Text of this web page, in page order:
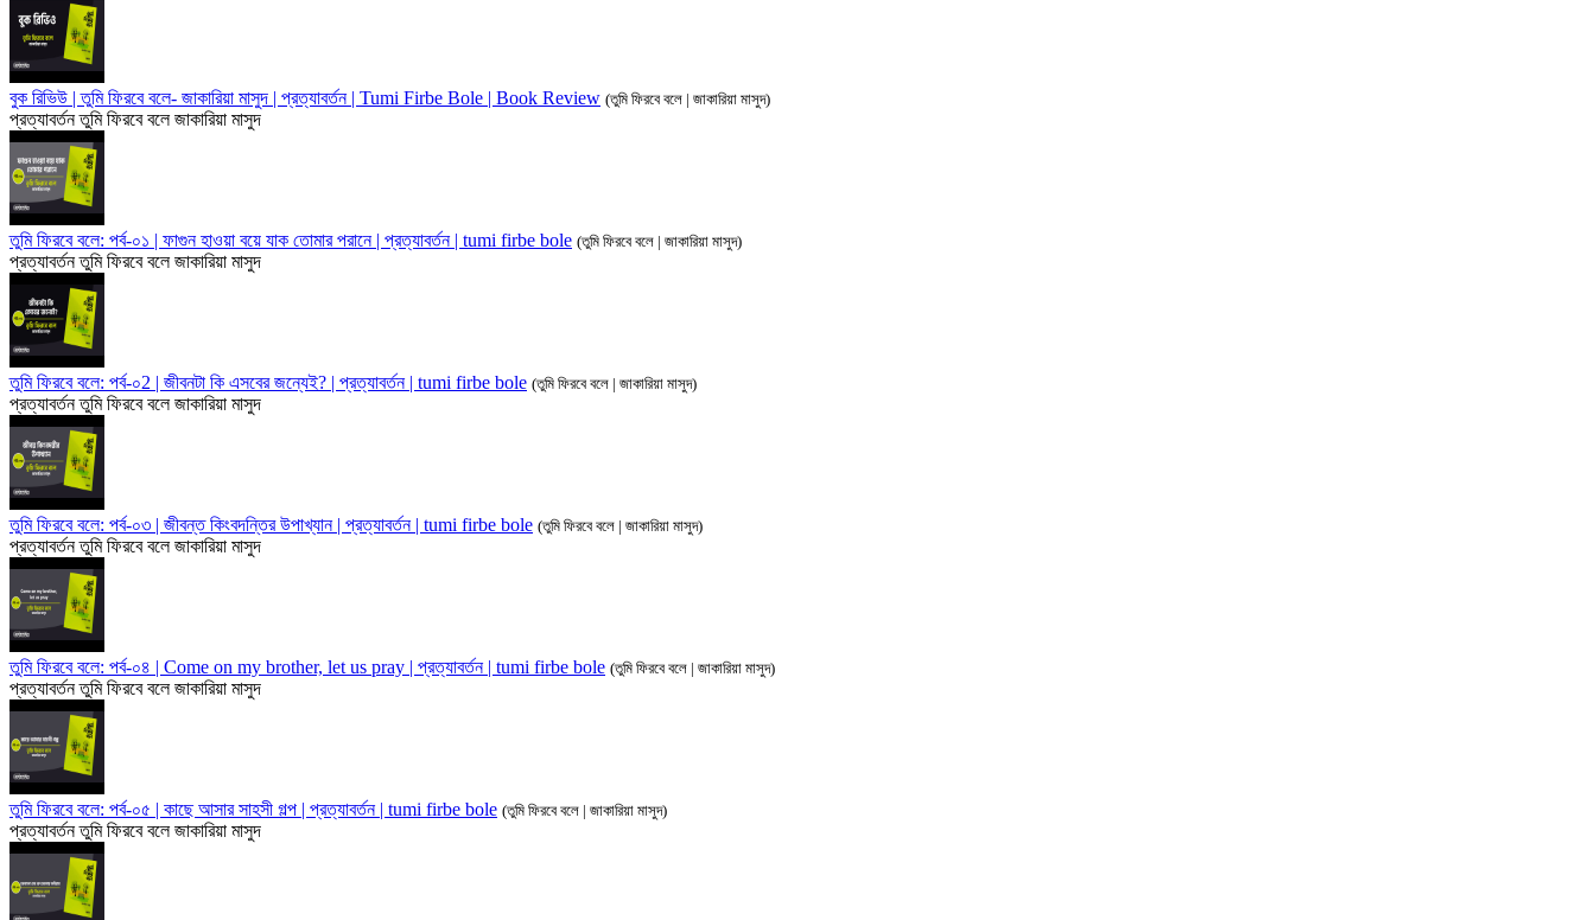
বুক রিভিউ | তুমি ফিরবে বলে- জাকারিয়া মাসুদ | প্রত্যাবর্তন | Tumi Firbe Bole | Book Review (তুমি ফিরবে বলে | জাকারিয়া মাসুদ)
প্রত্যাবর্তন তুমি ফিরবে বলে জাকারিয়া মাসুদ
তুমি ফিরবে বলে: পর্ব-০১ | ফাগুন হাওয়া বয়ে যাক তোমার পরানে | প্রত্যাবর্তন | tumi firbe bole (তুমি ফিরবে বলে | জাকারিয়া মাসুদ)
প্রত্যাবর্তন তুমি ফিরবে বলে জাকারিয়া মাসুদ
তুমি ফিরবে বলে: পর্ব-০2 | জীবনটা কি এসবের জন্যেই? | প্রত্যাবর্তন | tumi firbe bole (তুমি ফিরবে বলে | জাকারিয়া মাসুদ)
প্রত্যাবর্তন তুমি ফিরবে বলে জাকারিয়া মাসুদ
তুমি ফিরবে বলে: পর্ব-০৩ | জীবন্ত কিংবদন্তির উপাখ্যান | প্রত্যাবর্তন | tumi firbe bole (তুমি ফিরবে বলে | জাকারিয়া মাসুদ)
প্রত্যাবর্তন তুমি ফিরবে বলে জাকারিয়া মাসুদ
তুমি ফিরবে বলে: পর্ব-০৪ | Come on my brother, let us pray | প্রত্যাবর্তন | tumi firbe bole (তুমি ফিরবে বলে | জাকারিয়া মাসুদ)
প্রত্যাবর্তন তুমি ফিরবে বলে জাকারিয়া মাসুদ
তুমি ফিরবে বলে: পর্ব-০৫ | কাছে আসার সাহসী গল্প | প্রত্যাবর্তন | tumi firbe bole (তুমি ফিরবে বলে | জাকারিয়া মাসুদ)
প্রত্যাবর্তন তুমি ফিরবে বলে জাকারিয়া মাসুদ